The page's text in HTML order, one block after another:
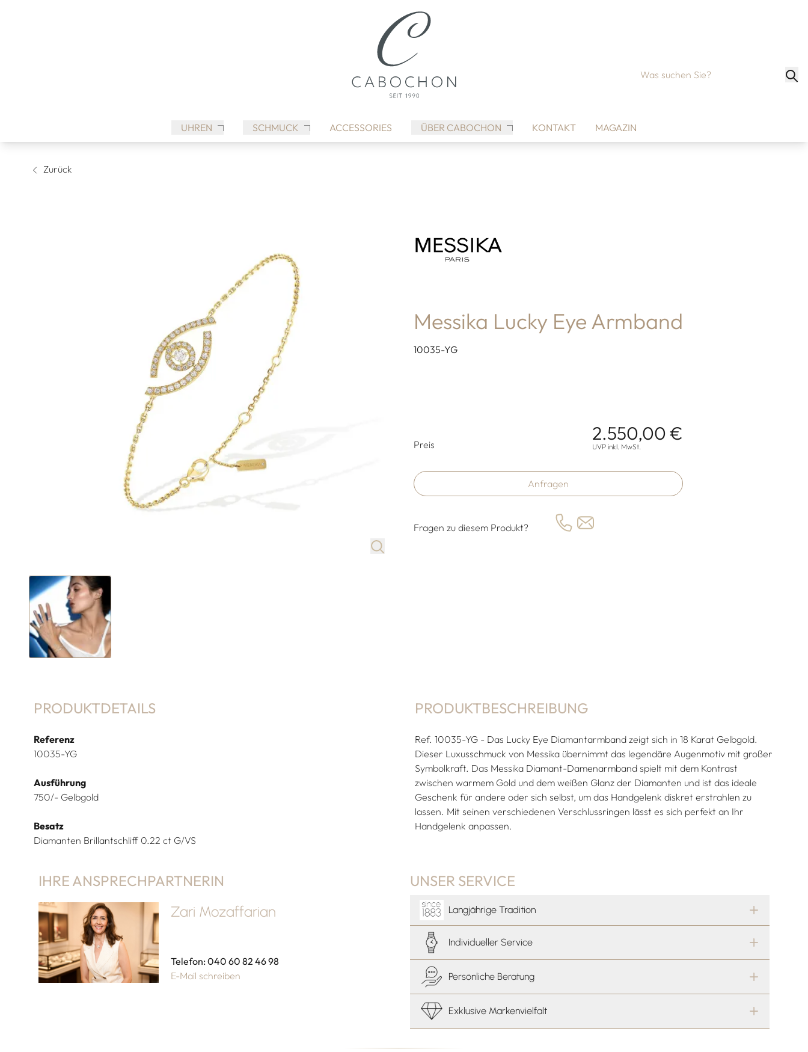
UHREN SCHMUCK ACCESSORIES ÜBER CABOCHON KONTAKT MAGAZIN
Zurück
Messika Lucky Eye Armband
10035-YG
Preis 2.550,00 €
UVP inkl. MwSt.
Anfragen
Fragen zu diesem Produkt?
PRODUKTDETAILS
Referenz
10035-YG
Ausführung
750/- Gelbgold
Besatz
Diamanten Brillantschliff 0.22 ct G/VS
PRODUKTBESCHREIBUNG
Ref. 10035-YG - Das Lucky Eye Diamantarmband zeigt sich in 18 Karat Gelbgold.
Dieser Luxusschmuck von Messika übernimmt das legendäre Augenmotiv mit großer
Symbolkraft. Das Messika Diamant-Damenarmband spielt mit dem Kontrast
zwischen warmem Gold und dem weißen Glanz der Diamanten und ist das ideale
Geschenk für andere oder sich selbst, um das Handgelenk diskret erstrahlen zu
lassen. Mit seinen verschiedenen Verschlussringen lässt es sich perfekt an Ihr
Handgelenk anpassen.
IHRE ANSPRECHPARTNERIN
Zari Mozaffarian
Telefon: 040 60 82 46 98
E-Mail schreiben
UNSER SERVICE
Langjährige Tradition
Individueller Service
Persönliche Beratung
Exklusive Markenvielfalt